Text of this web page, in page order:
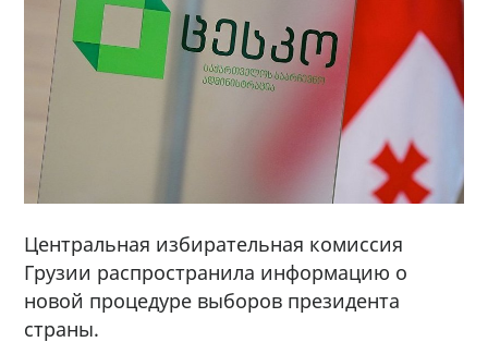
Центральная избирательная комиссия
Грузии распространила информацию о
новой процедуре выборов президента
страны.